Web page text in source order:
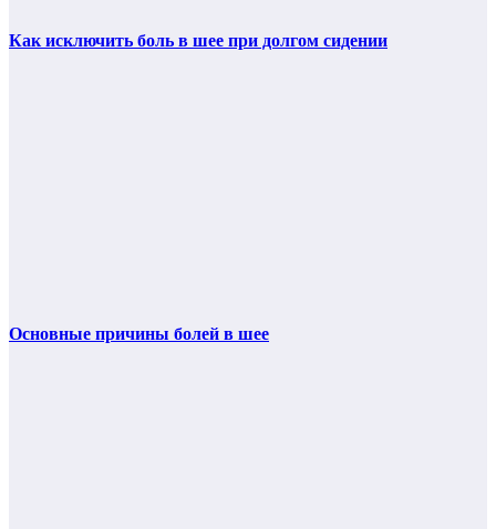
Как исключить боль в шее при долгом сидении
Основные причины болей в шее